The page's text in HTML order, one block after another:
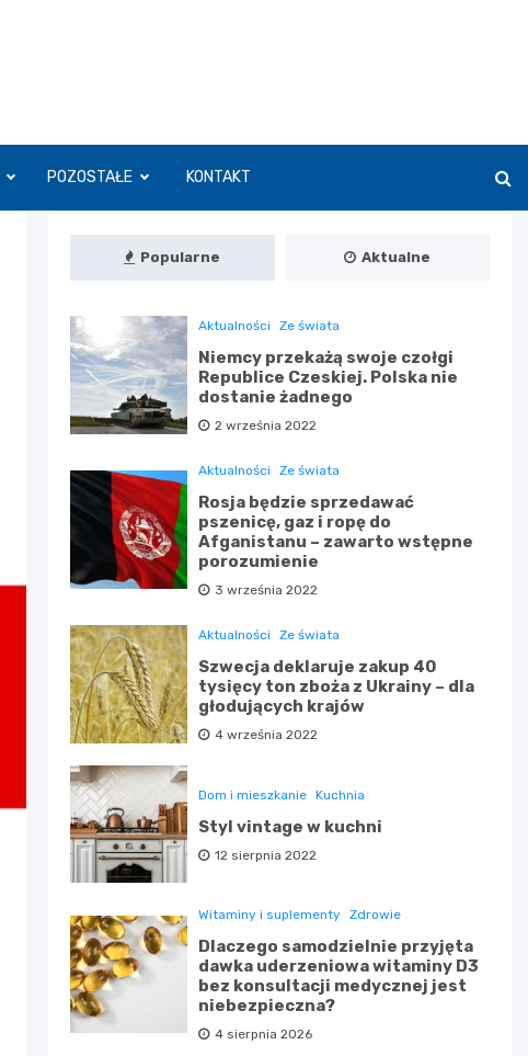
POZOSTAŁE KONTAKT
Popularne Aktualne
Aktualności Ze świata
Niemcy przekażą swoje czołgi
Republice Czeskiej. Polska nie
dostanie żadnego
2 września 2022
Aktualności Ze świata
Rosja będzie sprzedawać
pszenicę, gaz i ropę do
Afganistanu – zawarto wstępne
porozumienie
3 września 2022
Aktualności Ze świata
Szwecja deklaruje zakup 40
tysięcy ton zboża z Ukrainy – dla
głodujących krajów
4 września 2022
Dom i mieszkanie Kuchnia
Styl vintage w kuchni
12 sierpnia 2022
Witaminy i suplementy Zdrowie
Dlaczego samodzielnie przyjęta
dawka uderzeniowa witaminy D3
bez konsultacji medycznej jest
niebezpieczna?
4 sierpnia 2026